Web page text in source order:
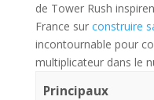
de Tower Rush
France sur construire
incontournable pour
multiplicateur dans le
Principaux